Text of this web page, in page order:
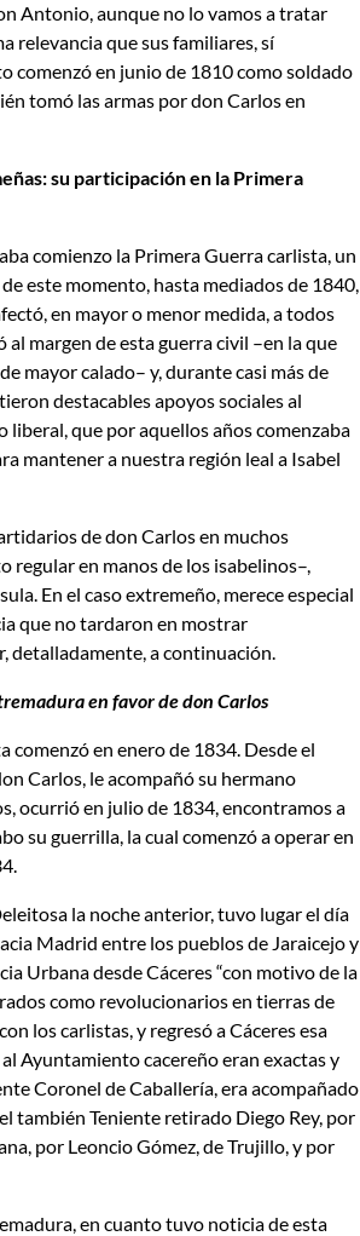
Antonio, aunque no lo vamos a tratar
relevancia que sus familiares, sí
comenzó en junio de 1810 como soldado
tomó las armas por don Carlos en
su participación en la Primera
comienzo la Primera Guerra carlista, un
este momento, hasta mediados de 1840,
en mayor o menor medida, a todos
margen de esta guerra civil –en la que
mayor calado– y, durante casi más de
destacables apoyos sociales al
que por aquellos años comenzaba
mantener a nuestra región leal a Isabel
de don Carlos en muchos
en manos de los isabelinos–,
En el caso extremeño, merece especial
que no tardaron en mostrar
detalladamente, a continuación.
en favor de don Carlos
en enero de 1834. Desde el
Carlos, le acompañó su hermano
ocurrió en julio de 1834, encontramos a
su guerrilla, la cual comenzó a operar en
la noche anterior, tuvo lugar el día
Madrid entre los pueblos de Jaraicejo y
Urbana desde Cáceres “con motivo de la
como revolucionarios en tierras de
los carlistas, y regresó a Cáceres esa
Ayuntamiento cacereño eran exactas y
Coronel de Caballería, era acompañado
también Teniente retirado Diego Rey, por
por Leoncio Gómez, de Trujillo, y por
en cuanto tuvo noticia de esta